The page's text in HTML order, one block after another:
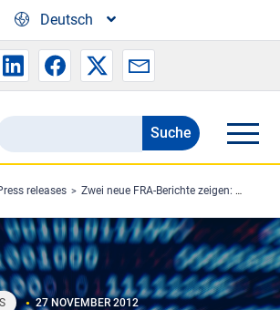
Deutsch
releases Zwei neue FRA-Berichte zeigen: Hasskriminalität ist Realität in der EU
27 NOVEMBER 2012